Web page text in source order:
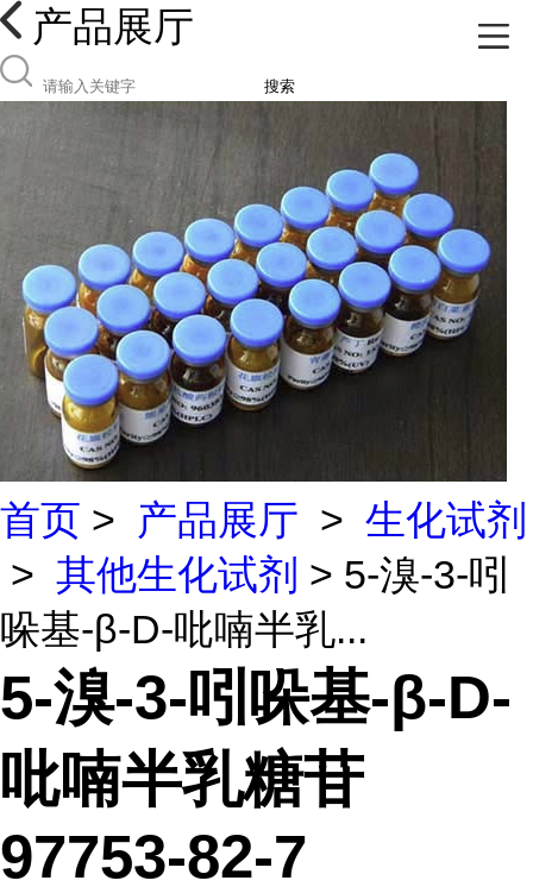
产品展厅
搜索
首页 > 产品展厅 > 生化试剂
> 其他生化试剂 > 5-溴-3-吲
哚基-β-D-吡喃半乳...
5-溴-3-吲哚基-β-D-
吡喃半乳糖苷
97753-82-7